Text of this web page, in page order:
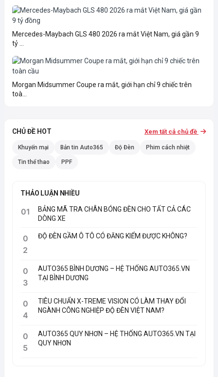
Mercedes-Maybach GLS 480 2026 ra mắt Việt Nam, giá gần 9
tỷ ...
Morgan Midsummer Coupe ra mắt, giới hạn chỉ 9 chiếc trên
toà...
CHỦ ĐỀ HOT Xem tất cả chủ đề
Khuyến mại Bản tin Auto365 Độ Đèn Phim cách nhiệt
Tin thể thao PPF
THẢO LUẬN NHIỀU
01
BẢNG MÃ TRA CHÂN BÓNG ĐÈN CHO TẤT CẢ CÁC
DÒNG XE
0
2
ĐỘ ĐÈN GẦM Ô TÔ CÓ ĐĂNG KIỂM ĐƯỢC KHÔNG?
0
3
AUTO365 BÌNH DƯƠNG – HỆ THỐNG AUTO365.VN
TẠI BÌNH DƯƠNG
0
4
TIÊU CHUẨN X-TREME VISION CÓ LÀM THAY ĐỔI
NGÀNH CÔNG NGHIỆP ĐỘ ĐÈN VIỆT NAM?
0
5
AUTO365 QUY NHƠN – HỆ THỐNG AUTO365.VN TẠI
QUY NHƠN